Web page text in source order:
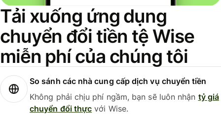
Tải xuống ứng dụng
chuyển đổi tiền tệ Wise
miễn phí của chúng tôi
So sánh các nhà cung cấp dịch vụ chuyển tiền
Không phải chịu phí ngầm, bạn sẽ luôn nhận tỷ giá
chuyển đổi thực với Wise.